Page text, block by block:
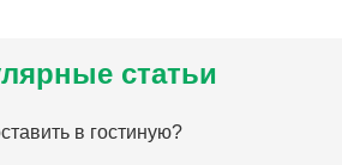
статьи
в гостиную?